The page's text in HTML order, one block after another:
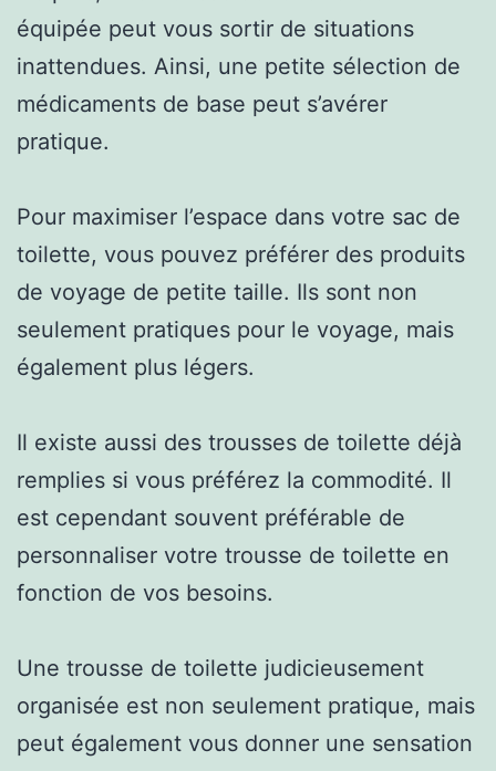
équipée peut vous sortir de situations
inattendues. Ainsi, une petite sélection de
médicaments de base peut s’avérer
pratique.
Pour maximiser l’espace dans votre sac de
toilette, vous pouvez préférer des produits
de voyage de petite taille. Ils sont non
seulement pratiques pour le voyage, mais
également plus légers.
Il existe aussi des trousses de toilette déjà
remplies si vous préférez la commodité. Il
est cependant souvent préférable de
personnaliser votre trousse de toilette en
fonction de vos besoins.
Une trousse de toilette judicieusement
organisée est non seulement pratique, mais
peut également vous donner une sensation